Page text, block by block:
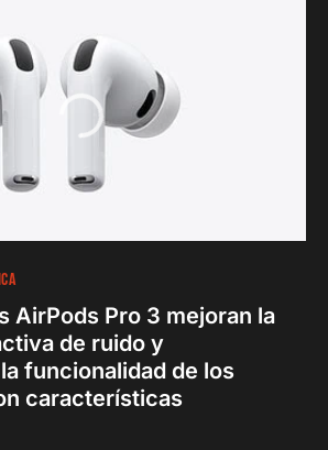
AirPods Pro 3 mejoran la
de ruido y
funcionalidad de los
características